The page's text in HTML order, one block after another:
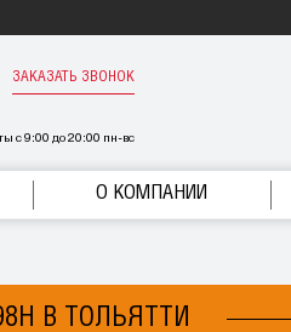
ЗАКАЗАТЬ ЗВОНОК
с 9:00 до 20:00 пн-вс
О КОМПАНИИ
В ТОЛЬЯТТИ